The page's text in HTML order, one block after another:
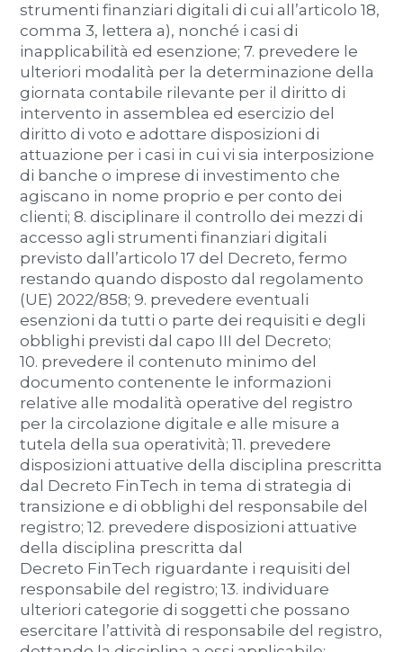
strumenti finanziari digitali di cui all’articolo 18,
comma 3, lettera a), nonché i casi di
inapplicabilità ed esenzione; 7. prevedere le
ulteriori modalità per la determinazione della
giornata contabile rilevante per il diritto di
intervento in assemblea ed esercizio del
diritto di voto e adottare disposizioni di
attuazione per i casi in cui vi sia interposizione
di banche o imprese di investimento che
agiscano in nome proprio e per conto dei
clienti; 8. disciplinare il controllo dei mezzi di
accesso agli strumenti finanziari digitali
previsto dall’articolo 17 del Decreto, fermo
restando quando disposto dal regolamento
(UE) 2022/858; 9. prevedere eventuali
esenzioni da tutti o parte dei requisiti e degli
obblighi previsti dal capo III del Decreto;
10. prevedere il contenuto minimo del
documento contenente le informazioni
relative alle modalità operative del registro
per la circolazione digitale e alle misure a
tutela della sua operatività; 11. prevedere
disposizioni attuative della disciplina prescritta
dal Decreto FinTech in tema di strategia di
transizione e di obblighi del responsabile del
registro; 12. prevedere disposizioni attuative
della disciplina prescritta dal
Decreto FinTech riguardante i requisiti del
responsabile del registro; 13. individuare
ulteriori categorie di soggetti che possano
esercitare l’attività di responsabile del registro,